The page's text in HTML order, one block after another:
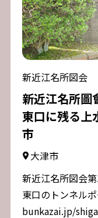
新近江名所図会
新近江名所
東口に残る
市
大津市
新近江名所図会
東口のトンネル
bunkazai.jp/